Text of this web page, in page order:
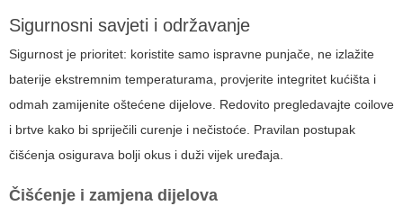
Sigurnosni savjeti i održavanje
Sigurnost je prioritet: koristite samo ispravne punjače, ne izlažite
baterije ekstremnim temperaturama, provjerite integritet kućišta i
odmah zamijenite oštećene dijelove. Redovito pregledavajte coilove
i brtve kako bi spriječili curenje i nečistoće. Pravilan postupak
čišćenja osigurava bolji okus i duži vijek uređaja.
Čišćenje i zamjena dijelova